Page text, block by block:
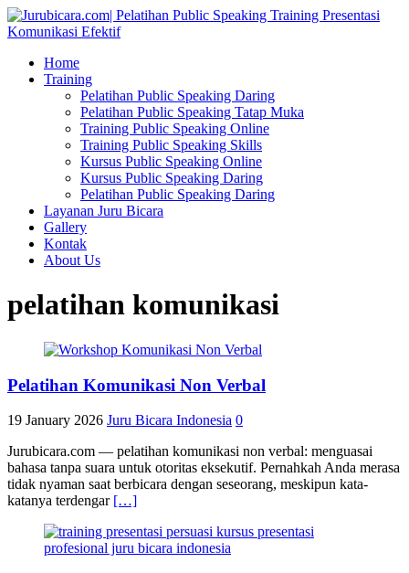
Home
Training
Pelatihan Public Speaking Daring
Pelatihan Public Speaking Tatap Muka
Training Public Speaking Online
Training Public Speaking Skills
Kursus Public Speaking Online
Kursus Public Speaking Daring
Pelatihan Public Speaking Daring
Layanan Juru Bicara
Gallery
Kontak
About Us
pelatihan komunikasi
Pelatihan Komunikasi Non Verbal
19 January 2026 Juru Bicara Indonesia 0
Jurubicara.com — pelatihan komunikasi non verbal: menguasai
bahasa tanpa suara untuk otoritas eksekutif. Pernahkah Anda merasa
tidak nyaman saat berbicara dengan seseorang, meskipun kata-
katanya terdengar […]